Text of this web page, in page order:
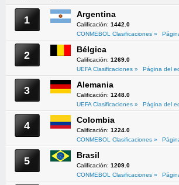
1 Argentina
Calificación: 1442.0
CONMEBOL Clasificaciones »
2 Bélgica
Calificación: 1269.0
UEFA Clasificaciones »
Página del
3 Alemania
Calificación: 1248.0
UEFA Clasificaciones »
Página del
4 Colombia
Calificación: 1224.0
CONMEBOL Clasificaciones »
5 Brasil
Calificación: 1209.0
CONMEBOL Clasificaciones »